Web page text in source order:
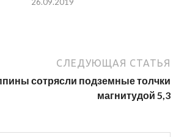
26.09.2019
СЛЕДУЮЩАЯ СТАТЬЯ
сотрясли подземные толчки
магнитудой 5,3